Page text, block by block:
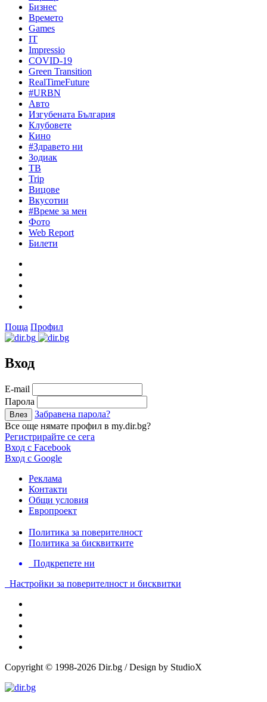
Бизнес
Времето
Games
IT
Impressio
COVID-19
Green Transition
RealTimeFuture
#URBN
Авто
Изгубената България
Клубовете
Кино
#Здравето ни
Зодиак
ТВ
Trip
Вицове
Вкусотии
#Време за мен
Фото
Web Report
Билети
Поща Профил
Вход
Е-mail
Парола
Забравена парола?
Все още нямате профил в my.dir.bg?
Регистрирайте се сега
Вход с Facebook
Вход с Google
Реклама
Контакти
Общи условия
Европроект
Политика за поверителност
Политика за бисквитките
Подкрепете ни
Настройки за поверителност и бисквитки
Copyright © 1998-2026 Dir.bg / Design by StudioX